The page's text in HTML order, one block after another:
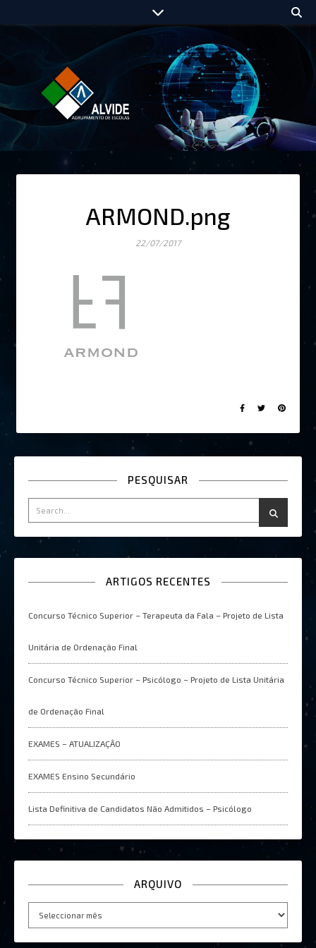
ARMOND.png
22/07/2017
PESQUISAR
ARTIGOS RECENTES
Concurso Técnico Superior – Terapeuta da Fala – Projeto de Lista
Unitária de Ordenação Final
Concurso Técnico Superior – Psicólogo – Projeto de Lista Unitária
de Ordenação Final
EXAMES – ATUALIZAÇÂO
EXAMES Ensino Secundário
Lista Definitiva de Candidatos Não Admitidos – Psicólogo
ARQUIVO
Arquivo